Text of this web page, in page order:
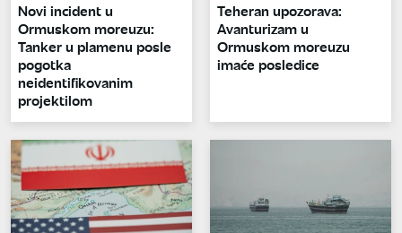
Novi incident u
Ormuskom moreuzu:
Tanker u plamenu posle
pogotka
neidentifikovanim
projektilom
Teheran upozorava:
Avanturizam u
Ormuskom moreuzu
imaće posledice